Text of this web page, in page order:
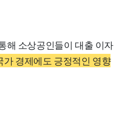
해 소상공인들이 대출 이자
가 경제에도 긍정적인 영향